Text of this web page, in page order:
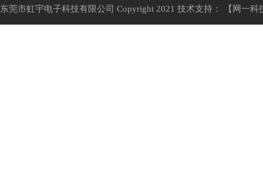
东莞市虹宇电子科技有限公司 Copyright 2021 技术支持： 【网一